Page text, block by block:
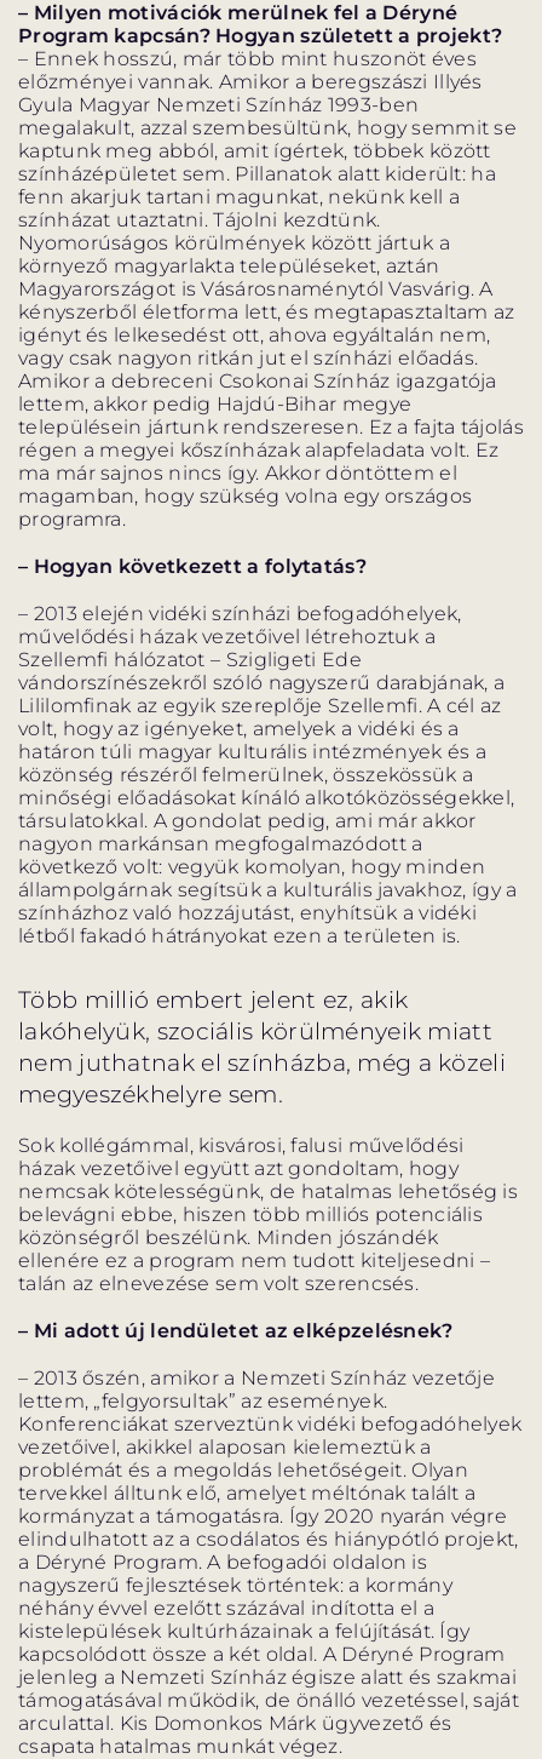
SZAKMAI BIZOTTSÁG
MENTOROK
ELŐADÁSOK
ELŐADÁSOK LISTÁJA
NAPTÁR
JEGYVÁSÁRLÁS
HÍREK
– Milyen motivációk merülnek fel a Déryné
Program kapcsán? Hogyan született a projekt?
– Ennek hosszú, már több mint huszonöt éves
előzményei vannak. Amikor a beregszászi Illyés
Gyula Magyar Nemzeti Színház 1993-ben
megalakult, azzal szembesültünk, hogy semmit se
kaptunk meg abból, amit ígértek, többek között
színházépületet sem. Pillanatok alatt kiderült: ha
fenn akarjuk tartani magunkat, nekünk kell a
színházat utaztatni. Tájolni kezdtünk.
Nyomorúságos körülmények között jártuk a
környező magyarlakta településeket, aztán
Magyarországot is Vásárosnaménytól Vasvárig. A
kényszerből életforma lett, és megtapasztaltam az
igényt és lelkesedést ott, ahova egyáltalán nem,
vagy csak nagyon ritkán jut el színházi előadás.
Amikor a debreceni Csokonai Színház igazgatója
lettem, akkor pedig Hajdú-Bihar megye
településein jártunk rendszeresen. Ez a fajta tájolás
régen a megyei kőszínházak alapfeladata volt. Ez
ma már sajnos nincs így. Akkor döntöttem el
magamban, hogy szükség volna egy országos
programra.
– Hogyan következett a folytatás?
– 2013 elején vidéki színházi befogadóhelyek,
művelődési házak vezetőivel létrehoztuk a
Szellemfi hálózatot – Szigligeti Ede
vándorszínészekről szóló nagyszerű darabjának, a
Lililomfinak az egyik szereplője Szellemfi. A cél az
volt, hogy az igényeket, amelyek a vidéki és a
határon túli magyar kulturális intézmények és a
közönség részéről felmerülnek, összekössük a
minőségi előadásokat kínáló alkotóközösségekkel,
társulatokkal. A gondolat pedig, ami már akkor
nagyon markánsan megfogalmazódott a
következő volt: vegyük komolyan, hogy minden
állampolgárnak segítsük a kulturális javakhoz, így a
színházhoz való hozzájutást, enyhítsük a vidéki
létből fakadó hátrányokat ezen a területen is.
Több millió embert jelent ez, akik
lakóhelyük, szociális körülményeik miatt
nem juthatnak el színházba, még a közeli
megyeszékhelyre sem.
Sok kollégámmal, kisvárosi, falusi művelődési
házak vezetőivel együtt azt gondoltam, hogy
nemcsak kötelességünk, de hatalmas lehetőség is
belevágni ebbe, hiszen több milliós potenciális
közönségről beszélünk. Minden jószándék
ellenére ez a program nem tudott kiteljesedni –
talán az elnevezése sem volt szerencsés.
– Mi adott új lendületet az elképzelésnek?
– 2013 őszén, amikor a Nemzeti Színház vezetője
lettem, „felgyorsultak” az események.
Konferenciákat szerveztünk vidéki befogadóhelyek
vezetőivel, akikkel alaposan kielemeztük a
problémát és a megoldás lehetőségeit. Olyan
tervekkel álltunk elő, amelyet méltónak talált a
kormányzat a támogatásra. Így 2020 nyarán végre
elindulhatott az a csodálatos és hiánypótló projekt,
a Déryné Program. A befogadói oldalon is
nagyszerű fejlesztések történtek: a kormány
néhány évvel ezelőtt százával indította el a
kistelepülések kultúrházainak a felújítását. Így
kapcsolódott össze a két oldal. A Déryné Program
jelenleg a Nemzeti Színház égisze alatt és szakmai
támogatásával működik, de önálló vezetéssel, saját
arculattal. Kis Domonkos Márk ügyvezető és
csapata hatalmas munkát végez.